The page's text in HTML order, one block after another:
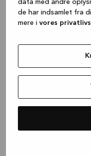
data med andre
de har indsamlet fra
mere i vores